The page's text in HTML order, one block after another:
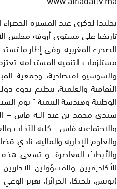
تخليدا لذكرى عيد المسيرة
تاريخيا على مستوى أروقة مجلس
الصحراء المغربية. وفي إطار ما
مستلزمات التنمية المستدامة.
والسوسيو اقتصادية، وجمعية
الثقافية والعلمية، تنظيم
سيدي محمد بن عبد الله فاس –
والاجتماعية فاس – كلية الآداب
والعلوم الإدارية والمالية، نادي
والأبحاث المعاصرة. و تسعى هذه
الأكاديميين والمسؤولين
(تونس، بلجيكا، الجزائر)، تعزيز